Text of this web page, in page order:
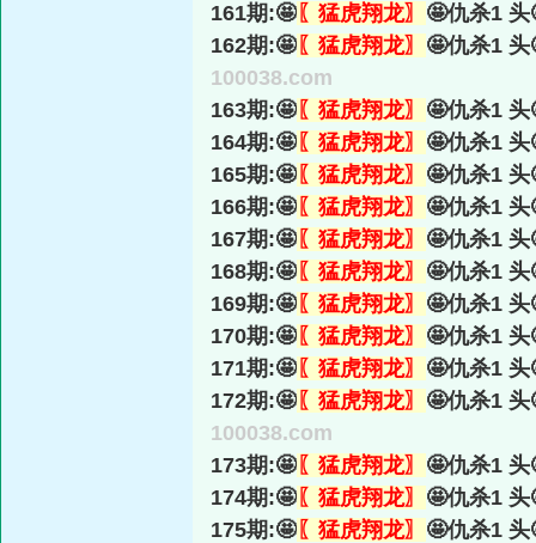
161期:🤩 〖猛虎翔龙〗 🤩仇杀1
162期:🤩 〖猛虎翔龙〗 🤩仇杀1
100038.com
163期:🤩 〖猛虎翔龙〗 🤩仇杀1
164期:🤩 〖猛虎翔龙〗 🤩仇杀1
165期:🤩 〖猛虎翔龙〗 🤩仇杀1
166期:🤩 〖猛虎翔龙〗 🤩仇杀1
167期:🤩 〖猛虎翔龙〗 🤩仇杀1
168期:🤩 〖猛虎翔龙〗 🤩仇杀1
169期:🤩 〖猛虎翔龙〗 🤩仇杀1
170期:🤩 〖猛虎翔龙〗 🤩仇杀1
171期:🤩 〖猛虎翔龙〗 🤩仇杀1
172期:🤩 〖猛虎翔龙〗 🤩仇杀1
100038.com
173期:🤩 〖猛虎翔龙〗 🤩仇杀1
174期:🤩 〖猛虎翔龙〗 🤩仇杀1
175期:🤩 〖猛虎翔龙〗 🤩仇杀1